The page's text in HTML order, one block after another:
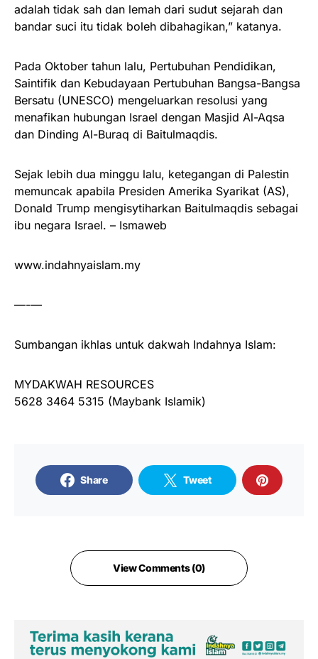
adalah tidak sah dan lemah dari sudut sejarah dan
bandar suci itu tidak boleh dibahagikan,” katanya.
Pada Oktober tahun lalu, Pertubuhan Pendidikan,
Saintifik dan Kebudayaan Pertubuhan Bangsa-Bangsa
Bersatu (UNESCO) mengeluarkan resolusi yang
menafikan hubungan Israel dengan Masjid Al-Aqsa
dan Dinding Al-Buraq di Baitulmaqdis.
Sejak lebih dua minggu lalu, ketegangan di Palestin
memuncak apabila Presiden Amerika Syarikat (AS),
Donald Trump mengisytiharkan Baitulmaqdis sebagai
ibu negara Israel. – Ismaweb
www.indahnyaislam.my
—-—
Sumbangan ikhlas untuk dakwah Indahnya Islam:
MYDAKWAH RESOURCES
5628 3464 5315 (Maybank Islamik)
Share Tweet
View Comments (0)